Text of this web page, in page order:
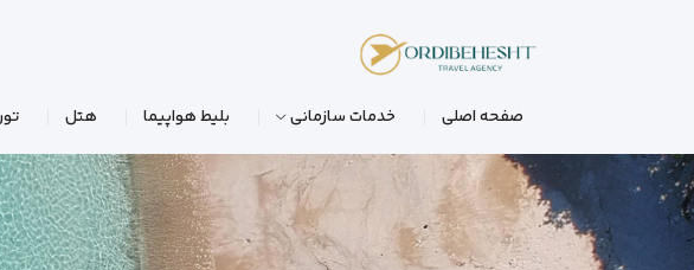
صفحه اصلی خدمات سازمانی بلیط هواپیما هتل